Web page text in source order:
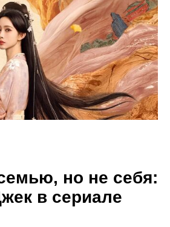
но не себя:
в сериале